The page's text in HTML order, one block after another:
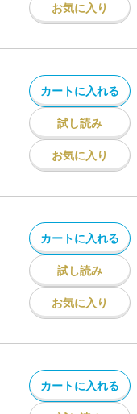
お気に入り
カートに入れる
試し読み
お気に入り
カートに入れる
試し読み
お気に入り
カートに入れる